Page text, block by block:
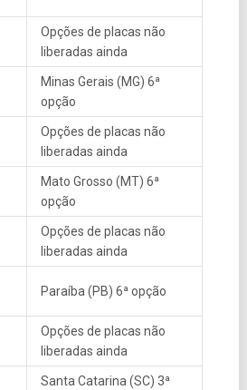
Opções de placas não
liberadas ainda
Minas Gerais (MG) 6ª
opção
Opções de placas não
liberadas ainda
Mato Grosso (MT) 6ª
opção
Opções de placas não
liberadas ainda
Paraíba (PB) 6ª opção
Opções de placas não
liberadas ainda
Santa Catarina (SC) 3ª